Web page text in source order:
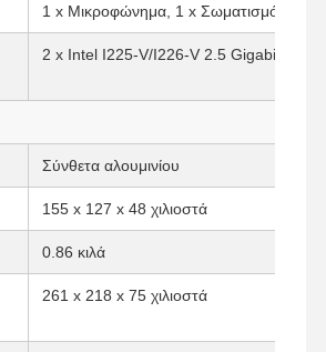
1 x Μικροφώνημα, 1 x Σωματισμός
2 x Intel I225-V/I226-V 2.5 Gigabit LAN
Σύνθετα αλουμινίου
155 x 127 x 48 χιλιοστά
0.86 κιλά
261 x 218 x 75 χιλιοστά